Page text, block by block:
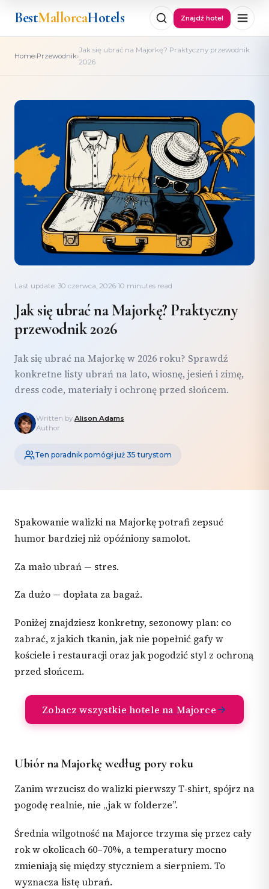
BestMallorcaHotels Znajdź hotel
Home›Przewodnik›
Jak się ubrać na Majorkę? Praktyczny przewodnik
2026
Last update: 30 czerwca, 2026·10 minutes read
Jak się ubrać na Majorkę? Praktyczny
przewodnik 2026
Jak się ubrać na Majorkę w 2026 roku? Sprawdź
konkretne listy ubrań na lato, wiosnę, jesień i zimę,
dress code, materiały i ochronę przed słońcem.
Written by Alison Adams
Author
Ten poradnik pomógł już 35 turystom
Spakowanie walizki na Majorkę potrafi zepsuć
humor bardziej niż opóźniony samolot.
Za mało ubrań — stres.
Za dużo — dopłata za bagaż.
Poniżej znajdziesz konkretny, sezonowy plan: co
zabrać, z jakich tkanin, jak nie popełnić gafy w
kościele i restauracji oraz jak pogodzić styl z ochroną
przed słońcem.
Zobacz wszystkie hotele na Majorce
Ubiór na Majorkę według pory roku
Zanim wrzucisz do walizki pierwszy T‑shirt, spójrz na
pogodę realnie, nie „jak w folderze”.
Średnia wilgotność na Majorce trzyma się przez cały
rok w okolicach 60–70%, a temperatury mocno
zmieniają się między styczniem a sierpniem. To
wyznacza listę ubrań.